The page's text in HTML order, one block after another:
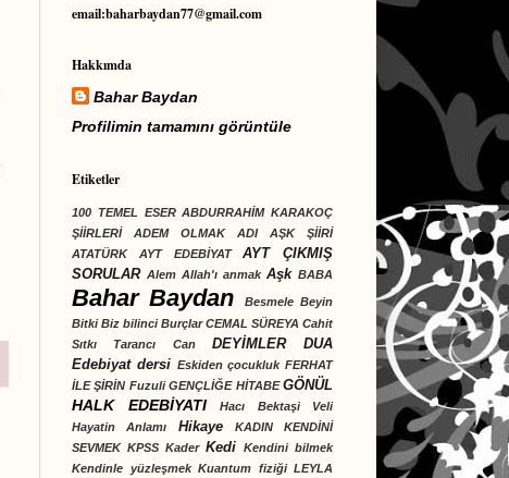
email:baharbaydan77@gmail.com
Hakkımda
Bahar Baydan
Profilimin tamamını görüntüle
Etiketler
100 TEMEL ESER ABDURRAHİM KARAKOÇ
ŞİİRLERİ
ADEM OLMAK
ADI AŞK ŞİİRİ
ATATÜRK
AYT EDEBİYAT
AYT ÇIKMIŞ
SORULAR Alem Allah'ı anmak Aşk BABA
Bahar Baydan Besmele Beyin
Bitki Biz bilinci Burçlar CEMAL SÜREYA Cahit
Sıtkı Tarancı
Can DEYİMLER
DUA
Edebiyat dersi Eskiden çocukluk FERHAT
İLE ŞİRİN Fuzuli GENÇLİĞE HİTABE GÖNÜL
HALK EDEBİYATI
Hacı Bektaşi Veli
Hayatin Anlamı
Hikaye KADIN
KENDİNİ
SEVMEK KPSS Kader Kedi Kendini bilmek
Kendinle yüzleşmek Kuantum fiziği LEYLA